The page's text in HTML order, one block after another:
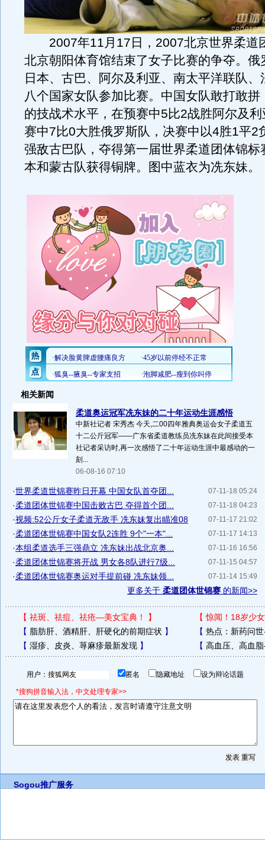
2007年11月17日，2007北京世界柔道
北京朝阳体育馆结束了女子比赛的争夺。俄
日本、古巴、阿尔及利亚、南太平洋联队、
八个国家女队参加比赛。中国女队敢打敢拼
的技战术水平，在预赛中5比2战胜阿尔及
赛中7比0大胜俄罗斯队，决赛中以4胜1平2
强敌古巴队，夺得第一届世界柔道团体锦标
本和蒙古队获得铜牌。图中蓝衣为冼东妹。
相关新闻
柔道奥运冠军冼东妹的二十年运动生涯感悟
中新社记者 宋秀杰 今天,二00四年雅典奥运会女子柔道五
十二公斤冠军——广东省柔道教练员冼东妹在此间接受本
社记者采访时,再一次感悟了二十年运动生涯中最感动的一
刻...
06-08-16 07:10
07-11-18 05:24
·世界柔道世锦赛昨日开幕 中国女队首夺团...
07-11-18 04:23
·柔道团体世锦赛中国击败古巴 夺得首个团...
07-11-17 21:02
·视频:52公斤女子柔道无敌手 冼东妹复出瞄准08
07-11-17 14:13
·柔道团体世锦赛中国女队2连胜 9个"一本"...
07-11-16 16:56
·本组柔道选手三强鼎立 冼东妹出战北京奥...
07-11-15 04:57
·柔道团体世锦赛将开战 男女各8队进行7级...
07-11-14 15:49
·柔道团体世锦赛奥运对手提前碰 冼东妹领...
更多关于 柔道团体世锦赛 的新闻>>
【 祛斑、祛痘、祛疮—美女宝典！ 】 【惊闻！18岁少
【 脂肪肝、酒精肝、肝硬化的前期症状 】 【 热点：新药问
【 湿疹、皮炎、荨麻疹最新发现】 【 高血压、高血
用户： 匿名 隐藏地址 设为辩论话题
*搜狗拼音输入法，中文处理专家>>
Sogou推广服务